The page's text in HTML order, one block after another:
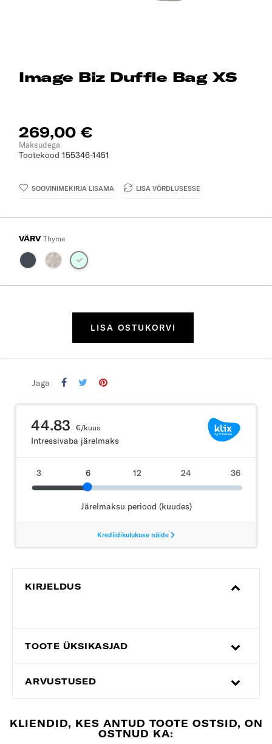
Image Biz Duffle Bag XS
269,00 €
Maksudega
Tootekood 155346-1451
SOOVINIMEKIRJA LISAMA LISA VÕRDLUSESSE
VÄRV Thyme
LISA OSTUKORVI
Jaga
KIRJELDUS
TOOTE ÜKSIKASJAD
ARVUSTUSED
KLIENDID, KES ANTUD TOOTE OSTSID, ON
OSTNUD KA: